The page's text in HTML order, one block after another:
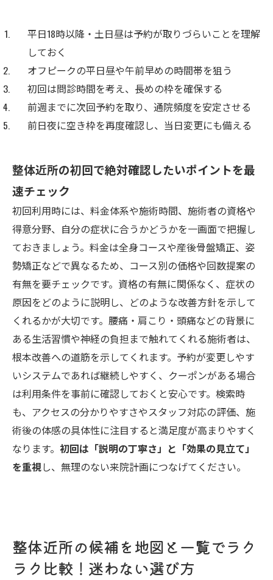
平日18時以降・土日昼は予約が取りづらいことを理解
しておく
オフピークの平日昼や午前早めの時間帯を狙う
初回は問診時間を考え、長めの枠を確保する
前週までに次回予約を取り、通院頻度を安定させる
前日夜に空き枠を再度確認し、当日変更にも備える
整体近所の初回で絶対確認したいポイントを最
速チェック
初回利用時には、料金体系や施術時間、施術者の資格や
得意分野、自分の症状に合うかどうかを一画面で把握し
ておきましょう。料金は全身コースや産後骨盤矯正、姿
勢矯正などで異なるため、コース別の価格や回数提案の
有無を要チェックです。資格の有無に関係なく、症状の
原因をどのように説明し、どのような改善方針を示して
くれるかが大切です。腰痛・肩こり・頭痛などの背景に
ある生活習慣や神経の負担まで触れてくれる施術者は、
根本改善への道筋を示してくれます。予約が変更しやす
いシステムであれば継続しやすく、クーポンがある場合
は利用条件を事前に確認しておくと安心です。検索時
も、アクセスの分かりやすさやスタッフ対応の評価、施
術後の体感の具体性に注目すると満足度が高まりやすく
なります。 初回は「説明の丁寧さ」と「効果の見立て」
を重視し、無理のない来院計画につなげてください。
整体近所の候補を地図と一覧でラク
ラク比較！迷わない選び方